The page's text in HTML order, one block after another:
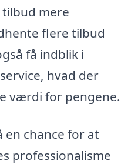
mere
flere tilbud
få indblik i
hvad der
værdi for pengene.
chance for at
professionalisme